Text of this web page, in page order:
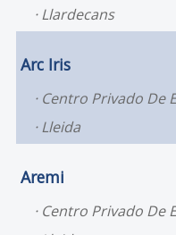
Llardecans
Arc Iris
Centro Privado De
Lleida
Aremi
Centro Privado De